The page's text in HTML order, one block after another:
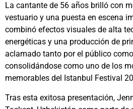
La cantante de 56 años brilló con
vestuario y una puesta en escena
combinó efectos visuales de alta
energéticas y una producción de
aclamado tanto por el público
consolidándose como uno de los
memorables del Istanbul Festival
Tras esta exitosa presentación,